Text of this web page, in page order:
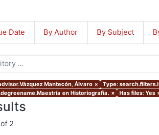
Date By Author By Subject
Mantecón, Álvaro × Type:
en Historiografía. × Has files: Yes
2